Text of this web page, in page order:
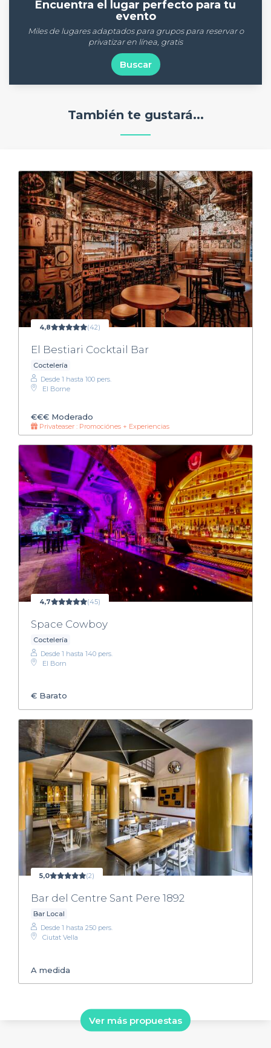
Encuentra el lugar perfecto para tu
evento
Miles de lugares adaptados para grupos para reservar o
privatizar en línea, gratis
Buscar
También te gustará...
4,8 (42)
El Bestiari Cocktail Bar
Coctelería
Desde 1 hasta 100 pers.
El Borne
€€€ Moderado
Privateaser : Promociónes + Experiencias
4,7 (45)
Space Cowboy
Coctelería
Desde 1 hasta 140 pers.
El Born
€ Barato
5,0 (2)
Bar del Centre Sant Pere 1892
Bar Local
Desde 1 hasta 250 pers.
Ciutat Vella
A medida
Ver más propuestas